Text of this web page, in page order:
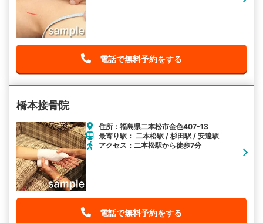
電話で無料予約をする
橋本接骨院
住所：福島県二本松市金色407-13
最寄り駅： 二本松駅 / 杉田駅 / 安達駅
アクセス：二本松駅から徒歩7分
電話で無料予約をする